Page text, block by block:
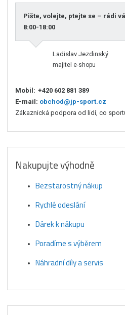
Pište, volejte, ptejte se – rádi
8:00-18:00
Ladislav Jezdinský
majitel e-shopu
Mobil: +420 602 881 389
E-mail: obchod@jp-sport.cz
Zákaznická podpora od lidí, co
Nakupujte výhodně
Bezstarostný nákup
Rychlé odeslání
Dárek k nákupu
Poradíme s výběrem
Náhradní díly a servis